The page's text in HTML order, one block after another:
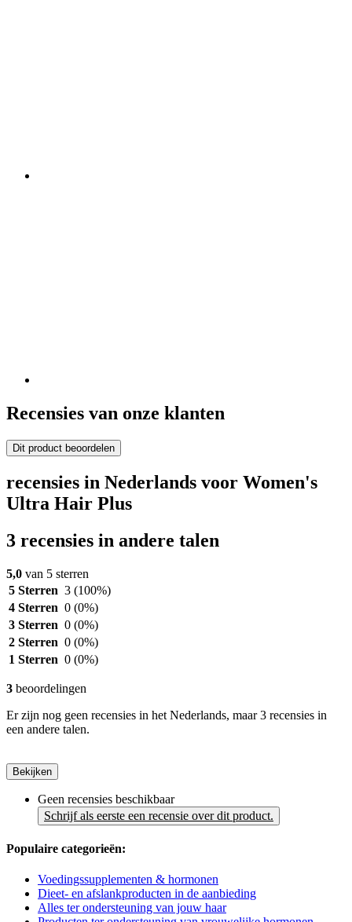
Recensies van onze klanten
Dit product beoordelen
recensies in Nederlands voor Women's
Ultra Hair Plus
3 recensies in andere talen
5,0 van 5 sterren
5 Sterren 3 (100%)
4 Sterren 0 (0%)
3 Sterren 0 (0%)
2 Sterren 0 (0%)
1 Sterren 0 (0%)
3 beoordelingen
Er zijn nog geen recensies in het Nederlands, maar 3 recensies in
een andere talen.
Bekijken
Geen recensies beschikbaar
Schrijf als eerste een recensie over dit product.
Populaire categorieën:
Voedingssupplementen & hormonen
Dieet- en afslankproducten in de aanbieding
Alles ter ondersteuning van jouw haar